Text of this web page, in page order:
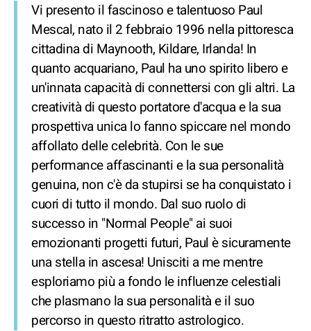
Vi presento il fascinoso e talentuoso Paul
Mescal, nato il 2 febbraio 1996 nella pittoresca
cittadina di Maynooth, Kildare, Irlanda! In
quanto acquariano, Paul ha uno spirito libero e
un'innata capacità di connettersi con gli altri. La
creatività di questo portatore d'acqua e la sua
prospettiva unica lo fanno spiccare nel mondo
affollato delle celebrità. Con le sue
performance affascinanti e la sua personalità
genuina, non c'è da stupirsi se ha conquistato i
cuori di tutto il mondo. Dal suo ruolo di
successo in "Normal People" ai suoi
emozionanti progetti futuri, Paul è sicuramente
una stella in ascesa! Unisciti a me mentre
esploriamo più a fondo le influenze celestiali
che plasmano la sua personalità e il suo
percorso in questo ritratto astrologico.